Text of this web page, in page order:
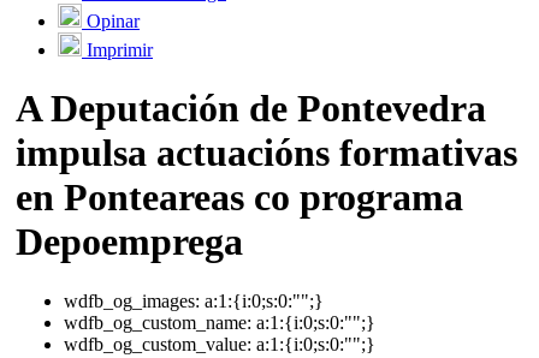
Opinar
Imprimir
A Deputación de Pontevedra
impulsa actuacións formativas
en Ponteareas co programa
Depoemprega
wdfb_og_images: a:1:{i:0;s:0:"";}
wdfb_og_custom_name: a:1:{i:0;s:0:"";}
wdfb_og_custom_value: a:1:{i:0;s:0:"";}